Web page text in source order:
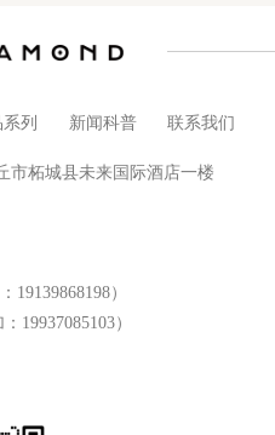
列 新闻科普 联系我们
市柘城县未来国际酒店一楼
19139868198）
19937085103）